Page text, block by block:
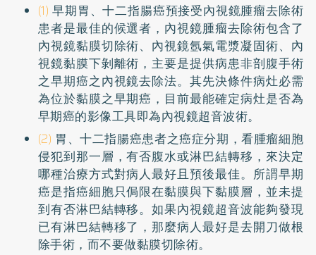
(1) 早期胃、十二指腸癌預接受內視鏡腫瘤去除術
患者是最佳的候選者，內視鏡腫瘤去除術包含了
內視鏡黏膜切除術、內視鏡氬氣電漿凝固術、內
視鏡黏膜下剝離術，主要是提供病患非剖腹手術
之早期癌之內視鏡去除法。其先決條件病灶必需
為位於黏膜之早期癌，目前最能確定病灶是否為
早期癌的影像工具即為內視鏡超音波術。
(2) 胃、十二指腸癌患者之癌症分期，看腫瘤細胞
侵犯到那一層，有否腹水或淋巴結轉移，來決定
哪種治療方式對病人最好且預後最佳。所謂早期
癌是指癌細胞只侷限在黏膜與下黏膜層，並未提
到有否淋巴結轉移。如果內視鏡超音波能夠發現
已有淋巴結轉移了，那麼病人最好是去開刀做根
除手術，而不要做黏膜切除術。